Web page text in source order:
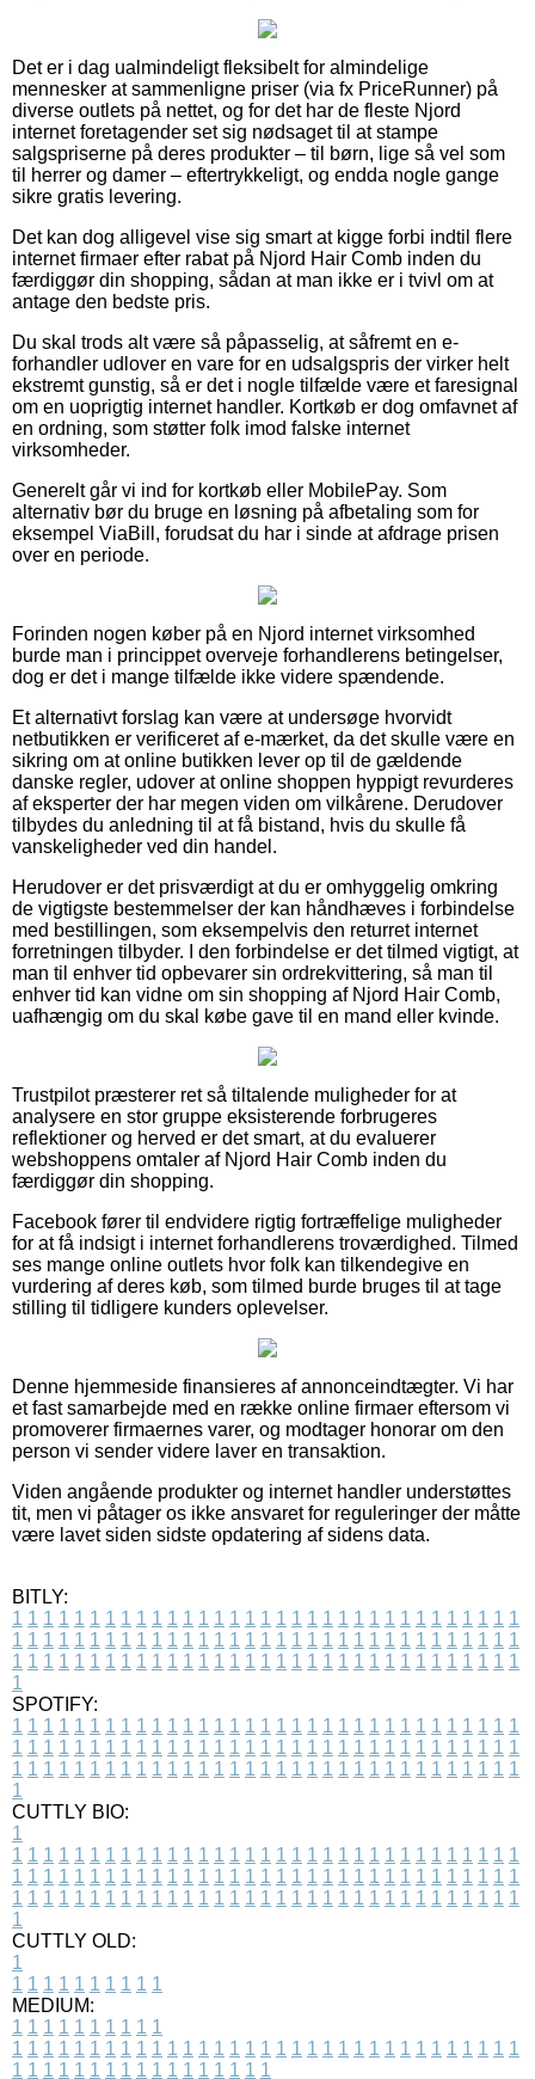
Det er i dag ualmindeligt fleksibelt for almindelige
mennesker at sammenligne priser (via fx PriceRunner) på
diverse outlets på nettet, og for det har de fleste Njord
internet foretagender set sig nødsaget til at stampe
salgspriserne på deres produkter – til børn, lige så vel som
til herrer og damer – eftertrykkeligt, og endda nogle gange
sikre gratis levering.
Det kan dog alligevel vise sig smart at kigge forbi indtil flere
internet firmaer efter rabat på Njord Hair Comb inden du
færdiggør din shopping, sådan at man ikke er i tvivl om at
antage den bedste pris.
Du skal trods alt være så påpasselig, at såfremt en e-
forhandler udlover en vare for en udsalgspris der virker helt
ekstremt gunstig, så er det i nogle tilfælde være et faresignal
om en uoprigtig internet handler. Kortkøb er dog omfavnet af
en ordning, som støtter folk imod falske internet
virksomheder.
Generelt går vi ind for kortkøb eller MobilePay. Som
alternativ bør du bruge en løsning på afbetaling som for
eksempel ViaBill, forudsat du har i sinde at afdrage prisen
over en periode.
Forinden nogen køber på en Njord internet virksomhed
burde man i princippet overveje forhandlerens betingelser,
dog er det i mange tilfælde ikke videre spændende.
Et alternativt forslag kan være at undersøge hvorvidt
netbutikken er verificeret af e-mærket, da det skulle være en
sikring om at online butikken lever op til de gældende
danske regler, udover at online shoppen hyppigt revurderes
af eksperter der har megen viden om vilkårene. Derudover
tilbydes du anledning til at få bistand, hvis du skulle få
vanskeligheder ved din handel.
Herudover er det prisværdigt at du er omhyggelig omkring
de vigtigste bestemmelser der kan håndhæves i forbindelse
med bestillingen, som eksempelvis den returret internet
forretningen tilbyder. I den forbindelse er det tilmed vigtigt, at
man til enhver tid opbevarer sin ordrekvittering, så man til
enhver tid kan vidne om sin shopping af Njord Hair Comb,
uafhængig om du skal købe gave til en mand eller kvinde.
Trustpilot præsterer ret så tiltalende muligheder for at
analysere en stor gruppe eksisterende forbrugeres
reflektioner og herved er det smart, at du evaluerer
webshoppens omtaler af Njord Hair Comb inden du
færdiggør din shopping.
Facebook fører til endvidere rigtig fortræffelige muligheder
for at få indsigt i internet forhandlerens troværdighed. Tilmed
ses mange online outlets hvor folk kan tilkendegive en
vurdering af deres køb, som tilmed burde bruges til at tage
stilling til tidligere kunders oplevelser.
Denne hjemmeside finansieres af annonceindtægter. Vi har
et fast samarbejde med en række online firmaer eftersom vi
promoverer firmaernes varer, og modtager honorar om den
person vi sender videre laver en transaktion.
Viden angående produkter og internet handler understøttes
tit, men vi påtager os ikke ansvaret for reguleringer der måtte
være lavet siden sidste opdatering af sidens data.
BITLY:
1 1 1 1 1 1 1 1 1 1 1 1 1 1 1 1 1 1 1 1 1 1 1 1 1 1 1 1 1 1 1 1 1
1 1 1 1 1 1 1 1 1 1 1 1 1 1 1 1 1 1 1 1 1 1 1 1 1 1 1 1 1 1 1 1 1
1 1 1 1 1 1 1 1 1 1 1 1 1 1 1 1 1 1 1 1 1 1 1 1 1 1 1 1 1 1 1 1 1
1
SPOTIFY:
1 1 1 1 1 1 1 1 1 1 1 1 1 1 1 1 1 1 1 1 1 1 1 1 1 1 1 1 1 1 1 1 1
1 1 1 1 1 1 1 1 1 1 1 1 1 1 1 1 1 1 1 1 1 1 1 1 1 1 1 1 1 1 1 1 1
1 1 1 1 1 1 1 1 1 1 1 1 1 1 1 1 1 1 1 1 1 1 1 1 1 1 1 1 1 1 1 1 1
1
CUTTLY BIO:
1
1 1 1 1 1 1 1 1 1 1 1 1 1 1 1 1 1 1 1 1 1 1 1 1 1 1 1 1 1 1 1 1 1
1 1 1 1 1 1 1 1 1 1 1 1 1 1 1 1 1 1 1 1 1 1 1 1 1 1 1 1 1 1 1 1 1
1 1 1 1 1 1 1 1 1 1 1 1 1 1 1 1 1 1 1 1 1 1 1 1 1 1 1 1 1 1 1 1 1
1
CUTTLY OLD:
1
1 1 1 1 1 1 1 1 1 1
MEDIUM:
1 1 1 1 1 1 1 1 1 1
1 1 1 1 1 1 1 1 1 1 1 1 1 1 1 1 1 1 1 1 1 1 1 1 1 1 1 1 1 1 1 1 1
1 1 1 1 1 1 1 1 1 1 1 1 1 1 1 1 1